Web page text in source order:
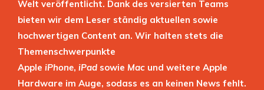
Welt veröffentlicht. Dank des versierten Teams
bieten wir dem Leser ständig aktuellen sowie
hochwertigen Content an. Wir halten stets die
Themenschwerpunkte
Apple iPhone, iPad sowie Mac und weitere Apple
Hardware im Auge, sodass es an keinen News fehlt.